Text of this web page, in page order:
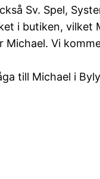
Sv. Spel,
i butiken,
Michael. Vi
till Michael i